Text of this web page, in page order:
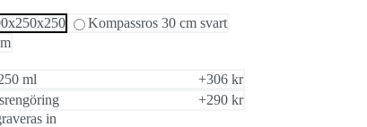
Kompassros 30 cm svart
ml
+306 kr
+290 kr
in